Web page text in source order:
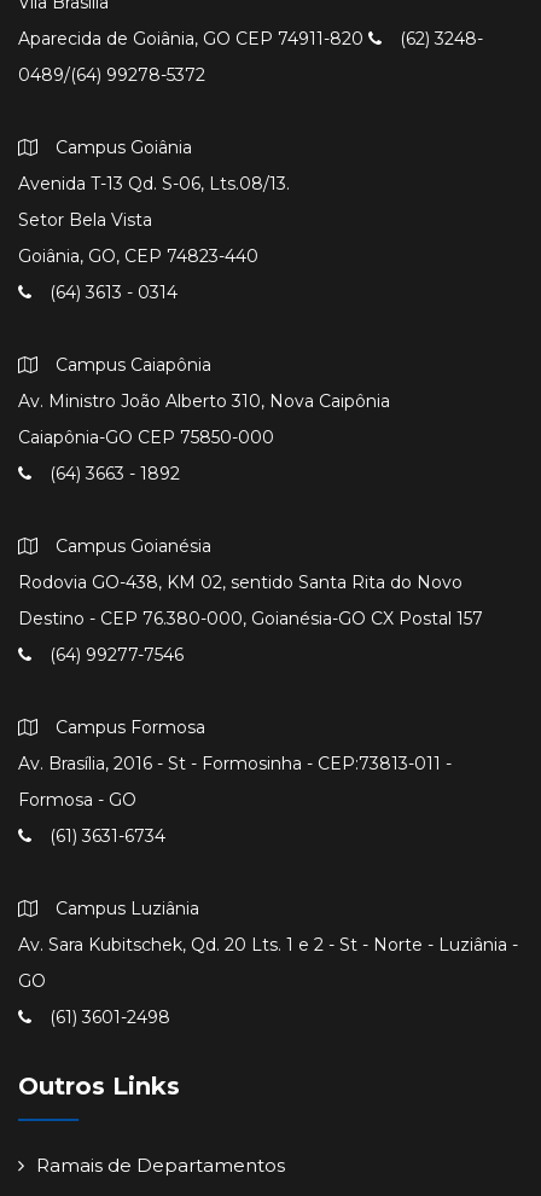
Aparecida de Goiânia, GO CEP 74911-820
(62) 3248-
0489/(64) 99278-5372
Campus Goiânia
Avenida T-13 Qd. S-06, Lts.08/13.
Setor Bela Vista
Goiânia, GO, CEP 74823-440
(64) 3613 - 0314
Campus Caiapônia
Av. Ministro João Alberto 310, Nova Caipônia
Caiapônia-GO CEP 75850-000
(64) 3663 - 1892
Campus Goianésia
Rodovia GO-438, KM 02, sentido Santa Rita do Novo
Destino - CEP 76.380-000, Goianésia-GO CX Postal 157
(64) 99277-7546
Campus Formosa
Av. Brasília, 2016 - St - Formosinha - CEP:73813-011 -
Formosa - GO
(61) 3631-6734
Campus Luziânia
Av. Sara Kubitschek, Qd. 20 Lts. 1 e 2 - St - Norte - Luziânia -
GO
(61) 3601-2498
Outros Links
Ramais de Departamentos